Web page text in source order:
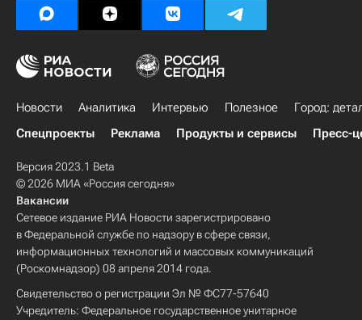
Новости Аналитика Интервью Полезное
Город:
Спецпроекты
Реклама Продукты и сервисы Пресс-
Версия 2023.1 Beta
© 2026 МИА «Россия сегодня»
Вакансии
Сетевое издание РИА Новости зарегистрировано
в Федеральной службе по надзору в сфере связи,
информационных технологий и массовых коммуникаций
(Роскомнадзор) 08 апреля 2014 года.
Свидетельство о регистрации Эл № ФС77-57640
Учредитель: Федеральное государственное унитарное